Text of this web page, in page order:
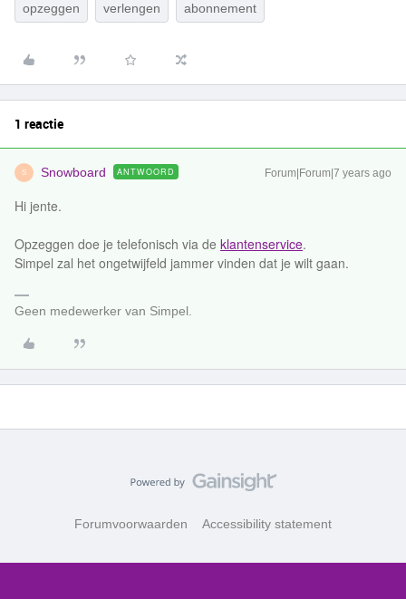
opzeggen verlengen abonnement
1 reactie
S Snowboard ANTWOORD Forum|Forum|7 years ago
Hi jente.
Opzeggen doe je telefonisch via de klantenservice.
Simpel zal het ongetwijfeld jammer vinden dat je wilt gaan.
Geen medewerker van Simpel.
Forumvoorwaarden Accessibility statement